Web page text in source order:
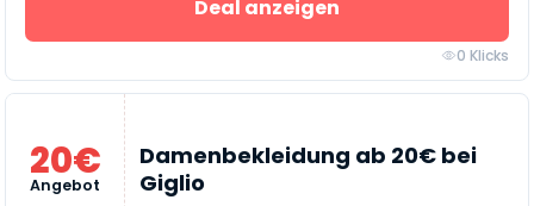
Deal anzeigen
0 Klicks
20€
Angebot
Damenbekleidung ab 20€ bei
Giglio